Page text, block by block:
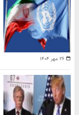
۲۶ مهر ۱۴۰۴